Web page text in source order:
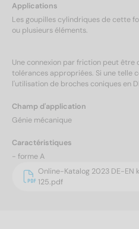
Applications
Les goupilles cylindriques de cette
ou plusieurs éléments.
Une connexion par friction peut être
tolérances appropriées. Si une telle
l'utilisation de broches coniques en
Champ d'application
Génie mécanique
Caractéristiques
- forme A
Online-Katalog 2023 DE-EN
125.pdf